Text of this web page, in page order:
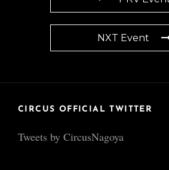
NXT Event
CIRCUS OFFICIAL TWITTER
Tweets by CircusNagoya